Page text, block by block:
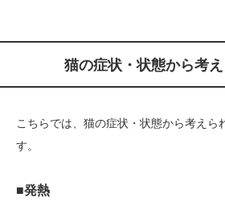
猫の症状・状態から考
こちらでは、猫の症状・状態から考えら
す。
■発熱